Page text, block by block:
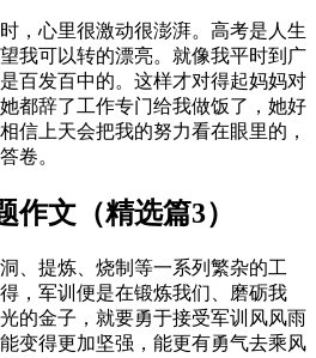
，心里很激动很澎湃。高考是人生
我可以转的漂亮。就像我平时到广
百发百中的。这样才对得起妈妈对
都辞了工作专门给我做饭了，她好
信上天会把我的努力看在眼里的，
卷。
作文（精选篇3）
、提炼、烧制等一系列繁杂的工
，军训便是在锻炼我们、磨砺我
的金子，就要勇于接受军训风风雨
变得更加坚强，能更有勇气去乘风